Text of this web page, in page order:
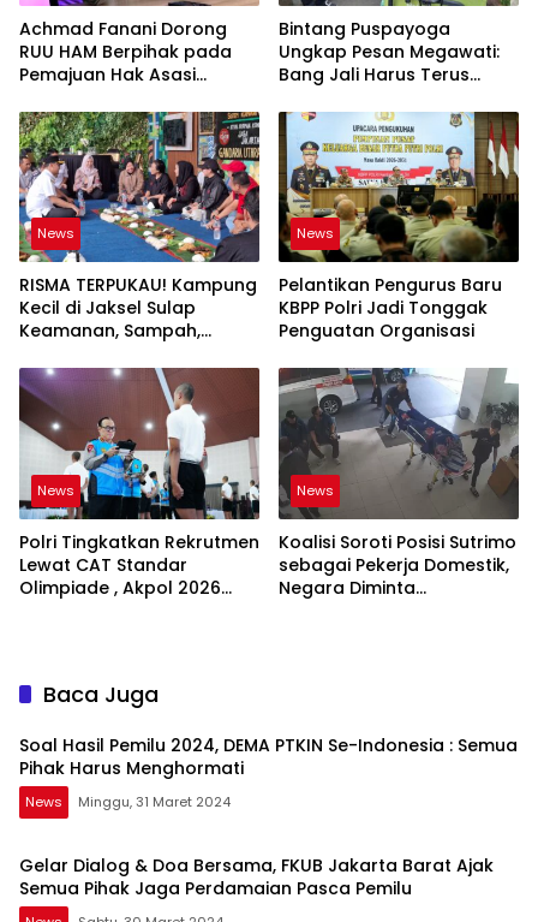
Achmad Fanani Dorong
RUU HAM Berpihak pada
Pemajuan Hak Asasi
Bintang Puspayoga
Ungkap Pesan Megawati:
Bang Jali Harus Terus
Dikembangkan
News
RISMA TERPUKAU! Kampung
Kecil di Jaksel Sulap
Keamanan, Sampah,
Jadi Satu Sistem
News
Pelantikan Pengurus Baru
KBPP Polri Jadi Tonggak
Penguatan Organisasi
News
Polri Tingkatkan Rekrutmen
Lewat CAT Standar
Olimpiade , Akpol 2026
News
Koalisi Soroti Posisi Sutrimo
sebagai Pekerja Domestik,
Negara Diminta
Baca Juga
Soal Hasil Pemilu 2024, DEMA PTKIN Se-Indonesia : Semua
Pihak Harus Menghormati
News Minggu, 31 Maret 2024
Gelar Dialog & Doa Bersama, FKUB Jakarta Barat Ajak
Semua Pihak Jaga Perdamaian Pasca Pemilu